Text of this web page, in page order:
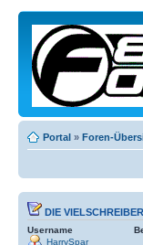
Portal » Foren-
DIE VIELSCHREIBER
Username
HarrySpar